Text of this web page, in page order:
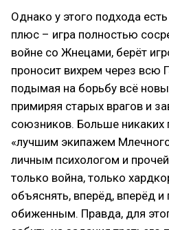
Однако у этого подхода
плюс – игра полностью
войне со Жнецами, берёт
проносит вихрем через всю
подымая на борьбу всё
примиряя старых врагов и
союзников. Больше никаких
«лучшим экипажем
личным психологом и
только война, только
объяснять, вперёд, вперёд и
обиженным. Правда, для